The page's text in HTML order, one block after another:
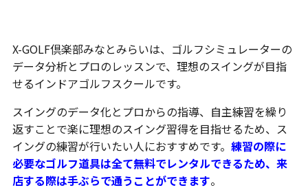
X-GOLF倶楽部みなとみらいは、ゴルフシミュレーターの
データ分析とプロのレッスンで、理想のスイングが目指
せるインドアゴルフスクールです。
スイングのデータ化とプロからの指導、自主練習を繰り
返すことで楽に理想のスイング習得を目指せるため、ス
イングの練習が行いたい人におすすめです。 練習の際に
必要なゴルフ道具は全て無料でレンタルできるため、来
店する際は手ぶらで通うことができます。